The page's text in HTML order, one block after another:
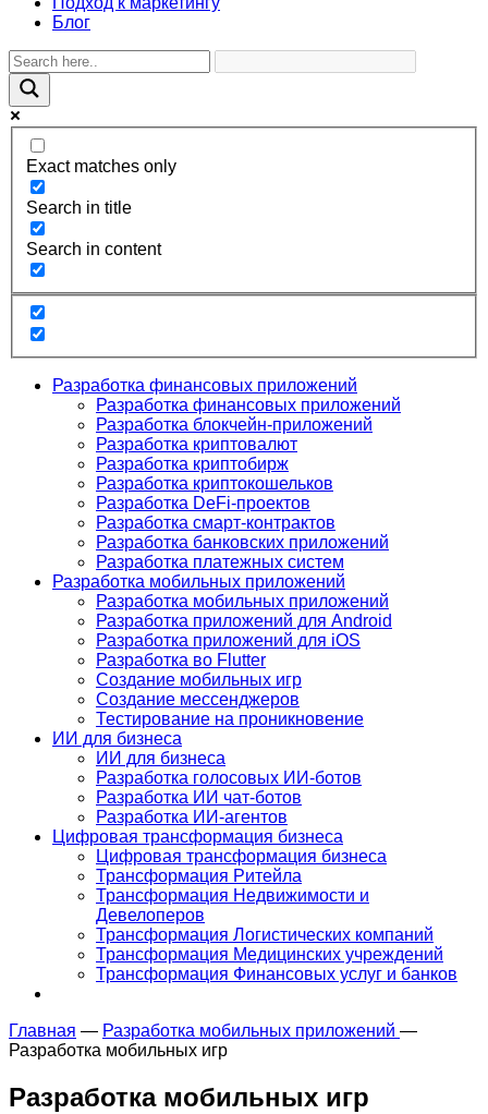
Блог
Exact matches only
Search in title
Search in content
Разработка финансовых приложений
Разработка финансовых приложений
Разработка блокчейн-приложений
Разработка криптовалют
Разработка криптобирж
Разработка криптокошельков
Разработка DeFi-проектов
Разработка смарт-контрактов
Разработка банковских приложений
Разработка платежных систем
Разработка мобильных приложений
Разработка мобильных приложений
Разработка приложений для Android
Разработка приложений для iOS
Разработка во Flutter
Создание мобильных игр
Создание мессенджеров
Тестирование на проникновение
ИИ для бизнеса
ИИ для бизнеса
Разработка голосовых ИИ-ботов
Разработка ИИ чат-ботов
Разработка ИИ-агентов
Цифровая трансформация бизнеса
Цифровая трансформация бизнеса
Трансформация Ритейла
Трансформация Недвижимости и
Девелоперов
Трансформация Логистических компаний
Трансформация Медицинских учреждений
Трансформация Финансовых услуг и банков
Главная — Разработка мобильных приложений —
Разработка мобильных игр
Разработка мобильных игр